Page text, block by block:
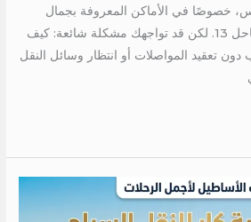
خصوصًا في الأماكن المعروفة بجمال
طبيعتها وتنظيمها مثل الساحل 13. لكن قد تواجهك مشكلة شائعة: كيف
تعقيد المواصلات أو انتظار وسائل النقل